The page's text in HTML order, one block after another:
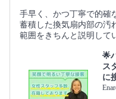
手早く、かつ丁寧で的確
蓄積した換気扇内部の汚
範囲をきちんと説明して
🌟
ス
に